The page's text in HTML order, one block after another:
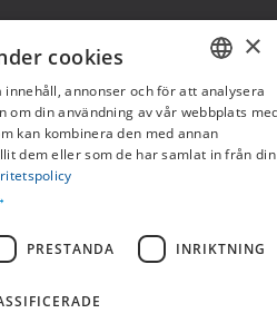
SWEDISH
FI
×
cookies
annonser och för att analysera
din användning av vår webbplats
kan kombinera den med annan
dem eller som de har samlat in från din
PRESTANDA INRIKTNING